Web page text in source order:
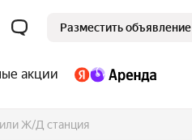
Разместить объявление
акции